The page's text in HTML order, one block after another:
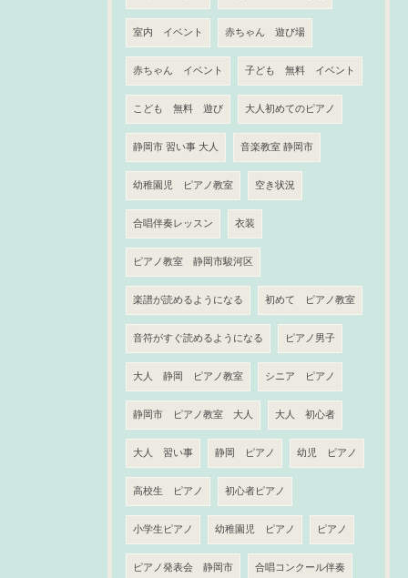
室内 イベント 赤ちゃん 遊び場
赤ちゃん イベント 子ども 無料 イベント
こども 無料 遊び 大人初めてのピアノ
静岡市 習い事 大人 音楽教室 静岡市
幼稚園児 ピアノ教室 空き状況
合唱伴奏レッスン 衣装
ピアノ教室 静岡市駿河区
楽譜が読めるようになる 初めて ピアノ教室
音符がすぐ読めるようになる ピアノ男子
大人 静岡 ピアノ教室 シニア ピアノ
静岡市 ピアノ教室 大人 大人 初心者
大人 習い事 静岡 ピアノ 幼児 ピアノ
高校生 ピアノ 初心者ピアノ
小学生ピアノ 幼稚園児 ピアノ ピアノ
ピアノ発表会 静岡市 合唱コンクール伴奏